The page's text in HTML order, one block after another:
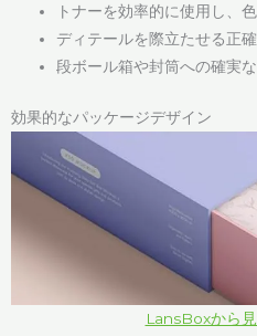
トナーを効率的に使用し、
ディテールを際立たせる正
段ボール箱や封筒への確実
効果的なパッケージデザイン
LansBoxから